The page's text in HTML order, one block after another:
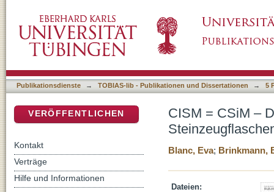
werden
Publikationsdienste → TOBIAS-lib - Publikationen und Dissertationen → 5
CISM = CSiM –
Blanc, Eva; Brinkmann,
Dateien:
VERÖFFENTLICHEN
Kontakt
Verträge
Hilfe und Informationen